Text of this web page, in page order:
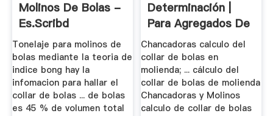
Molinos De Bolas -
Es.scribd
Tonelaje para molinos de
bolas mediante la teoria de
indice bong hay la
infomacion para hallar el
collar de bolas ... de bolas
es 45 % de volumen total
Determinación |
Para Agregados De
...
Chancadoras calculo del
collar de bolas en
molienda; ... cálculo del
collar de bolas de molienda
Chancadoras y Molinos
calculo de collar de bolas